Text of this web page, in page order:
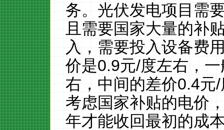
务。光伏发电项目需
且需要国家大量的补
入，需要投入设备费
价是0.9元/度左右，
右，中间的差价0.4元/
考虑国家补贴的电价
年才能收回最初的成